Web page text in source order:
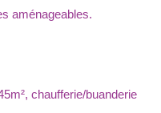
aménageables.
chaufferie/buanderie